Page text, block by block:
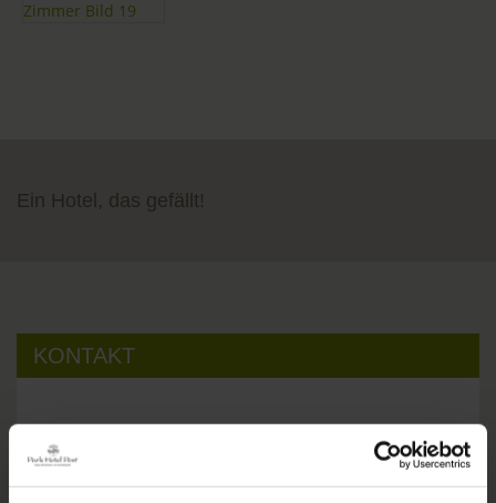
Ein Hotel, das gefällt!
KONTAKT
Wünsche, Fragen, Anregungen?